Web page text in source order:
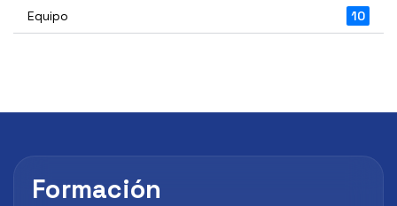
Equipo 10
Formación